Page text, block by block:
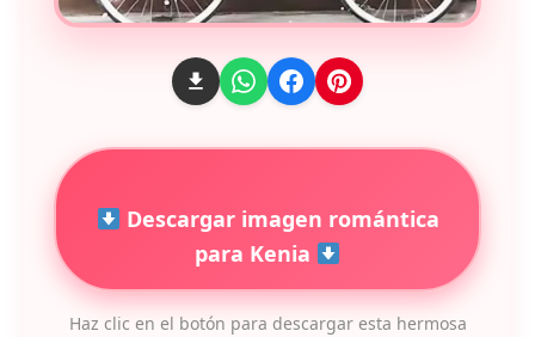
Descargar imagen romántica
para Kenia
Haz clic en el botón para descargar esta hermosa